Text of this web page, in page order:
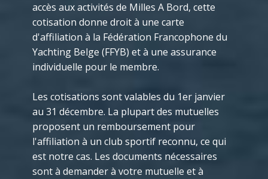
accès aux activités de Milles A Bord, cette
cotisation donne droit à une carte
d'affiliation à la Fédération Francophone du
Yachting Belge (FFYB) et à une assurance
individuelle pour le membre.
Les cotisations sont valables du 1er janvier
au 31 décembre. La plupart des mutuelles
proposent un remboursement pour
l'affiliation à un club sportif reconnu, ce qui
est notre cas. Les documents nécessaires
sont à demander à votre mutuelle et à